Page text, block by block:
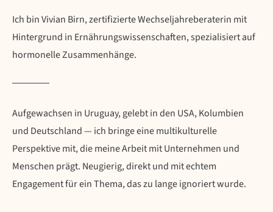
Ich bin Vivian Birn, zertifizierte Wechseljahreberaterin mit
Hintergrund in Ernährungswissenschaften, spezialisiert auf
hormonelle Zusammenhänge.
Aufgewachsen in Uruguay, gelebt in den USA, Kolumbien
und Deutschland — ich bringe eine multikulturelle
Perspektive mit, die meine Arbeit mit Unternehmen und
Menschen prägt. Neugierig, direkt und mit echtem
Engagement für ein Thema, das zu lange ignoriert wurde.